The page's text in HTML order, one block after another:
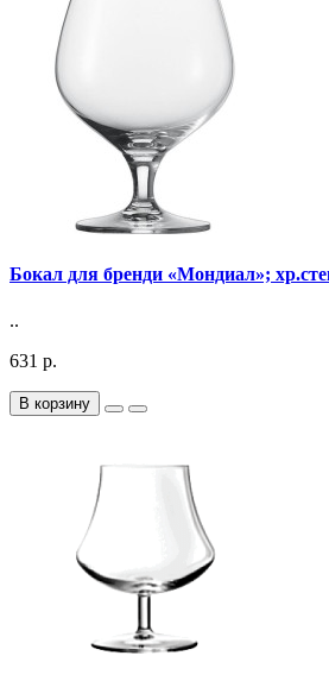
Бокал для бренди «Мондиал»;
..
631 р.
В корзину